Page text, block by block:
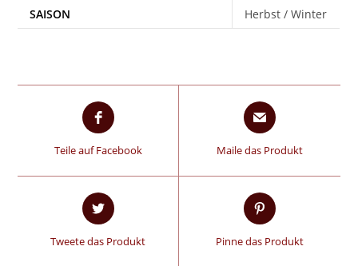
SAISON Herbst / Winter
Teile auf Facebook Maile das Produkt
Tweete das Produkt Pinne das Produkt